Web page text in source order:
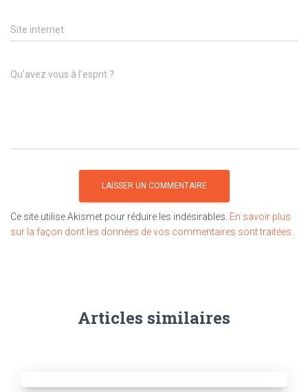
Site internet
Qu’avez vous à l’esprit ?
Ce site utilise Akismet pour réduire les indésirables. En savoir plus
sur la façon dont les données de vos commentaires sont traitées
Articles similaires